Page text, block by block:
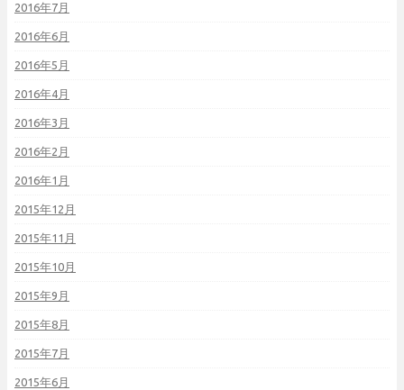
2016年7月
2016年6月
2016年5月
2016年4月
2016年3月
2016年2月
2016年1月
2015年12月
2015年11月
2015年10月
2015年9月
2015年8月
2015年7月
2015年6月